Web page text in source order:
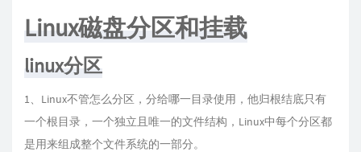
Linux磁盘分区和挂载
linux分区
1、Linux不管怎么分区，分给哪一目录使用，他归根结底只有
一个根目录，一个独立且唯一的文件结构，Linux中每个分区都
是用来组成整个文件系统的一部分。